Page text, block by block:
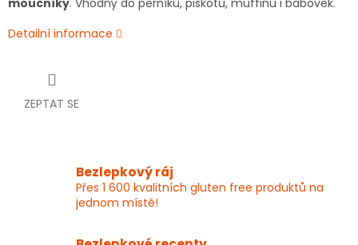
moučníky. Vhodný do perníků, piškotů, muffinů i bábovek.
Detailní informace
ZEPTAT SE
Bezlepkový ráj
Přes 1 600 kvalitních gluten free produktů na
jednom místě!